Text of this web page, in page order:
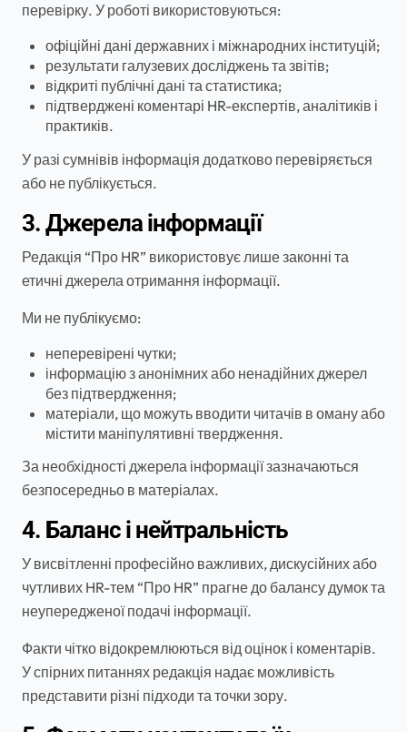
перевірку. У роботі використовуються:
офіційні дані державних і міжнародних інституцій;
результати галузевих досліджень та звітів;
відкриті публічні дані та статистика;
підтверджені коментарі HR-експертів, аналітиків і
практиків.
У разі сумнівів інформація додатково перевіряється
або не публікується.
3. Джерела інформації
Редакція “Про HR” використовує лише законні та
етичні джерела отримання інформації.
Ми не публікуємо:
неперевірені чутки;
інформацію з анонімних або ненадійних джерел
без підтвердження;
матеріали, що можуть вводити читачів в оману або
містити маніпулятивні твердження.
За необхідності джерела інформації зазначаються
безпосередньо в матеріалах.
4. Баланс і нейтральність
У висвітленні професійно важливих, дискусійних або
чутливих HR-тем “Про HR” прагне до балансу думок та
неупередженої подачі інформації.
Факти чітко відокремлюються від оцінок і коментарів.
У спірних питаннях редакція надає можливість
представити різні підходи та точки зору.